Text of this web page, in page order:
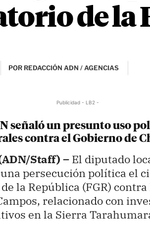
de la
POR REDACCIÓN ADN / AGENCIAS
Publicidad - LB2 -
señaló un presunto uso
contra el Gobierno de
Staff) – El diputado
persecución política el
la República (FGR)
relacionado con
en la Sierra